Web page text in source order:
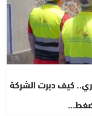
كيف دبرت الشركة